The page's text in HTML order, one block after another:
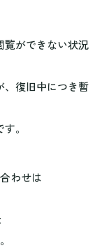
覧ができない状況
、復旧中につき暫
。
わせは